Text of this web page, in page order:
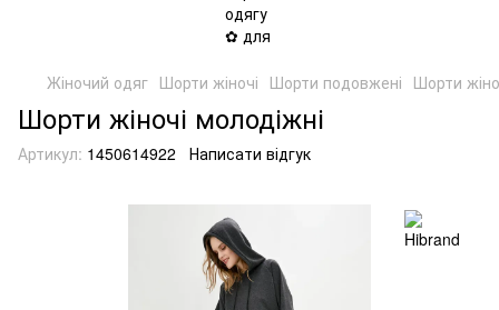
Жіночий одяг Шорти жіночі Шорти подовжені Шорти
Шорти жіночі молодіжні
Артикул: 1450614922 Написати відгук